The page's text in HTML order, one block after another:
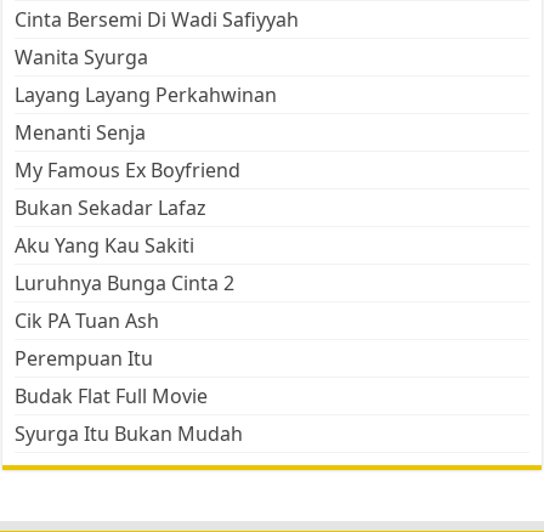
Cinta Bersemi Di Wadi Safiyyah
Wanita Syurga
Layang Layang Perkahwinan
Menanti Senja
My Famous Ex Boyfriend
Bukan Sekadar Lafaz
Aku Yang Kau Sakiti
Luruhnya Bunga Cinta 2
Cik PA Tuan Ash
Perempuan Itu
Budak Flat Full Movie
Syurga Itu Bukan Mudah